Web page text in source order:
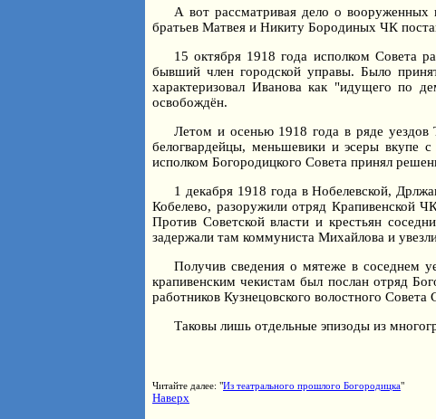
А вот рассматривая дело о вооруженных
братьев Матвея и Никиту Бородиных ЧК
15 октября 1918 года исполком Совета
бывший член городской управы. Было
характеризовал Иванова как "идущего по
освобождён.
Летом и осенью 1918 года в ряде уездов
белогвардейцы, меньшевики и эсеры вкупе с
исполком Богородицкого Совета принял
1 декабря 1918 года в Нобелевской,
Кобелево, разоружили отряд Крапивенской
Против Советской власти и крестьян
задержали там коммуниста Михайлова и
Получив сведения о мятеже в соседнем
крапивенским чекистам был послан отряд
работников Кузнецовского волостного
Таковы лишь отдельные эпизоды из
Читайте далее: "Из театрального прошлого Богородицка"
Наверх